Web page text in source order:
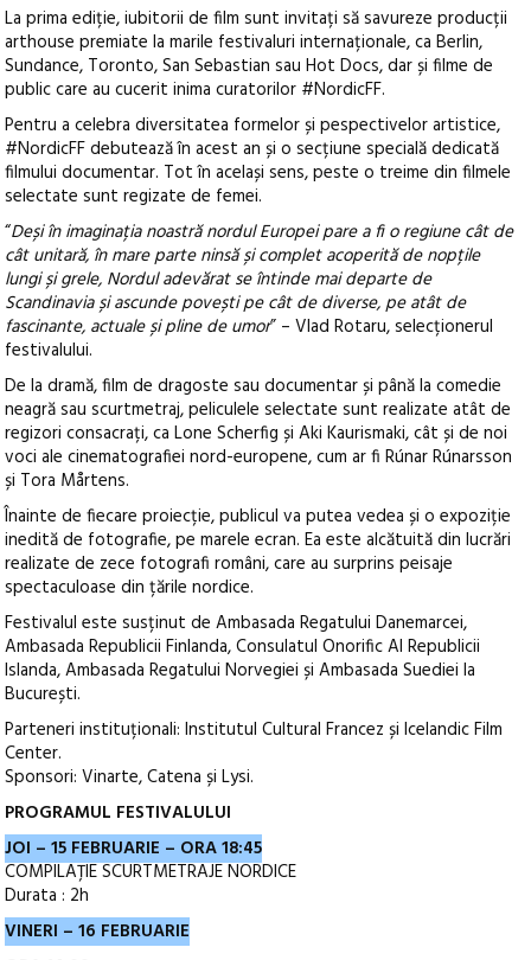
La prima ediție, iubitorii de film sunt invitați să savureze producții
arthouse premiate la marile festivaluri internaționale, ca Berlin,
Sundance, Toronto, San Sebastian sau Hot Docs, dar și filme de
public care au cucerit inima curatorilor #NordicFF.
Pentru a celebra diversitatea formelor și pespectivelor artistice,
#NordicFF debutează în acest an și o secțiune specială dedicată
filmului documentar. Tot în același sens, peste o treime din filmele
selectate sunt regizate de femei.
“Deși în imaginația noastră nordul Europei pare a fi o regiune cât de
cât unitară, în mare parte ninsă și complet acoperită de nopțile
lungi și grele, Nordul adevărat se întinde mai departe de
Scandinavia și ascunde povești pe cât de diverse, pe atât de
fascinante, actuale și pline de umor” – Vlad Rotaru, selecționerul
festivalului.
De la dramă, film de dragoste sau documentar și până la comedie
neagră sau scurtmetraj, peliculele selectate sunt realizate atât de
regizori consacrați, ca Lone Scherfig și Aki Kaurismaki, cât și de noi
voci ale cinematografiei nord-europene, cum ar fi Rúnar Rúnarsson
și Tora Mårtens.
Înainte de fiecare proiecție, publicul va putea vedea și o expoziție
inedită de fotografie, pe marele ecran. Ea este alcătuită din lucrări
realizate de zece fotografi români, care au surprins peisaje
spectaculoase din țările nordice.
Festivalul este susținut de Ambasada Regatului Danemarcei,
Ambasada Republicii Finlanda, Consulatul Onorific Al Republicii
Islanda, Ambasada Regatului Norvegiei și Ambasada Suediei la
București.
Parteneri instituționali: Institutul Cultural Francez și Icelandic Film
Center.
Sponsori: Vinarte, Catena și Lysi.
PROGRAMUL FESTIVALULUI
JOI – 15 FEBRUARIE – ORA 18:45
COMPILAȚIE SCURTMETRAJE NORDICE
Durata : 2h
VINERI – 16 FEBRUARIE